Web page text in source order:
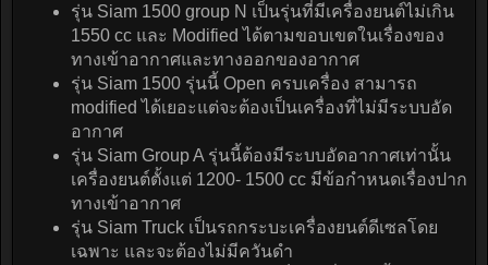
รุ่น Siam 1500 group N เป็นรุ่นที่มีเครื่องยนต์ไม่เกิน
1550 cc และ Modified ได้ตามขอบเขตในเรื่องของ
ทางเข้าอากาศและทางออกของอากาศ
รุ่น Siam 1500 รุ่นนี้ Open ครบเครื่อง สามารถ
modified ได้เยอะแต่จะต้องเป็นเครื่องที่ไม่มีระบบอัด
อากาศ
รุ่น Siam Group A รุ่นนี้ต้องมีระบบอัดอากาศเท่านั้น
เครื่องยนต์ตั้งแต่ 1200- 1500 cc มีข้อกำหนดเรื่องปาก
ทางเข้าอากาศ
รุ่น Siam Truck เป็นรถกระบะเครื่องยนต์ดีเซลโดย
เฉพาะ และจะต้องไม่มีควันดำ